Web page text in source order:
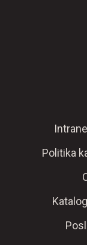
Politika